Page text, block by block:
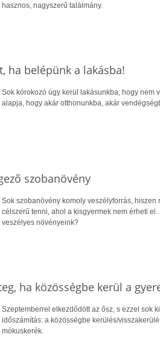
hasznos, nagyszerű találmány.
ha belépünk a lakásba!
Sok kórokozó úgy kerül lakásunkba, hogy nem
alapja, hogy akár otthonunkba, akár
szobanövény
Sok szobanövény komoly veszélyforrás,
célszerű tenni, ahol a kisgyermek nem érheti
veszélyes növényeink?
ha közösségbe kerül a
Szeptemberrel elkezdődött az ősz, s ezzel sok
időszámítás: a közösségbe kerülés/
mókuskerék.